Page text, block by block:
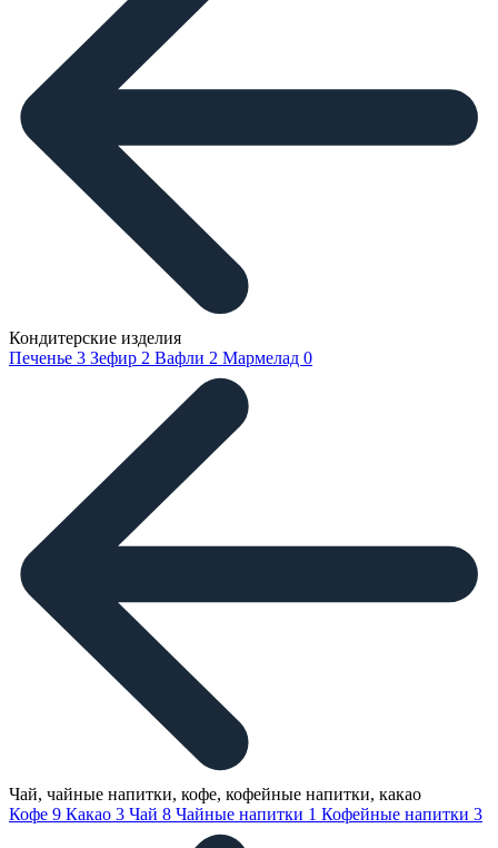
Кондитерские изделия
Печенье 3 Зефир 2 Вафли 2 Мармелад 0
Чай, чайные напитки, кофе, кофейные напитки, какао
Кофе 9 Какао 3 Чай 8 Чайные напитки 1 Кофейные напитки 3